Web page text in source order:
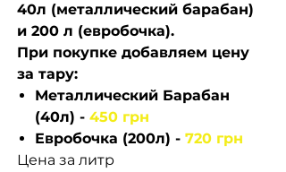
40л (металлический барабан)
и 200 л (евробочка).
При покупке добавляем цену
за тару:
Металлический Барабан
(40л) - 450 грн
Евробочка (200л) - 720 грн
Цена за литр